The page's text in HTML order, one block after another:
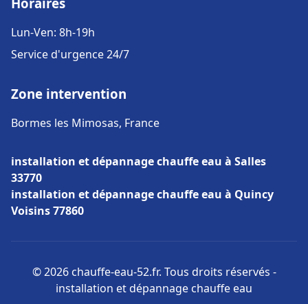
Lun-Ven: 8h-19h
Service d'urgence 24/7
Zone intervention
Bormes les Mimosas, France
installation et dépannage chauffe eau à Salles
33770
installation et dépannage chauffe eau à Quincy
Voisins 77860
© 2026 chauffe-eau-52.fr. Tous droits réservés -
installation et dépannage chauffe eau